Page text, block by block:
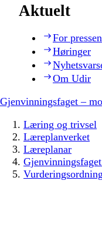
Aktuelt
For pressen
Høringer
Om Udir
Gjenvinningsfaget –
Læring og trivsel
Læreplanverket
Læreplanar
Vurderingsordning